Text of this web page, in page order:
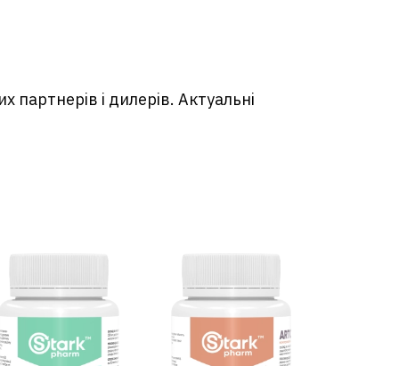
і дилерів. Актуальні